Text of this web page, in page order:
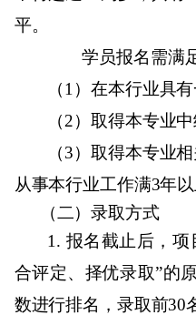
平。
学员报名需满
（1 ）在本行业具
（2）取得本专业
（3）取得本专业
从事本行业工作满3年
（二）录取方式
1. 报名截止后，项
合评定、择优录取”的
数进行排名，录取前30